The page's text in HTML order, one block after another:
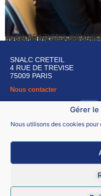
Gérer
Nous utilisons des cookies
DÉCLARATION LIMINAIRE DU SNALC Cette CAPA, nouvelle version suite aux élections professionnelles de décembre 2022, se tient dans un contexte social très agité, entre des mouvements massifs de grève et de manifestations contre une énième réforme des retraites qui rallongera encore des fins de carrière souvent bien difficiles. Parallèlement, la situation économique est […]
SNALC CRETEIL
4 RUE DE TREVISE
75009 PARIS
Nous contacter